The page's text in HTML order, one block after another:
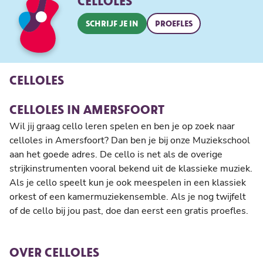
SCHRIJF JE IN PROEFLES
CELLOLES
CELLOLES IN AMERSFOORT
Wil jij graag cello leren spelen en ben je op zoek naar
celloles in Amersfoort? Dan ben je bij onze Muziekschool
aan het goede adres. De cello is net als de overige
strijkinstrumenten vooral bekend uit de klassieke muziek.
Als je cello speelt kun je ook meespelen in een klassiek
orkest of een kamermuziekensemble. Als je nog twijfelt
of de cello bij jou past, doe dan eerst een gratis proefles.
OVER CELLOLES